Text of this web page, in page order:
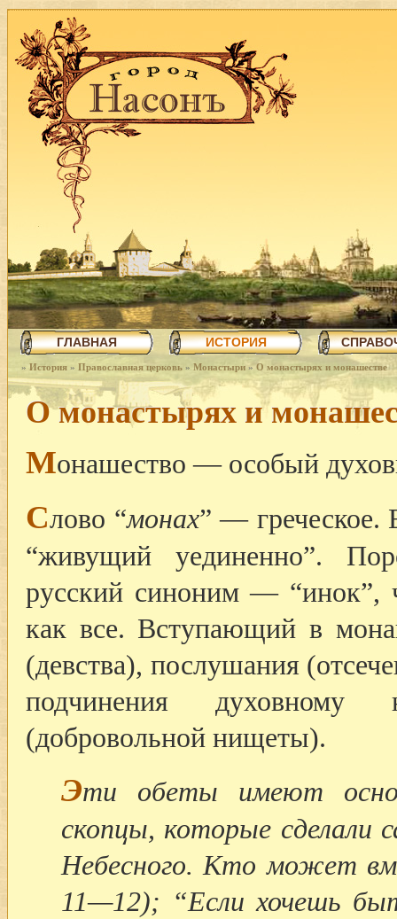
ГЛАВНАЯ ИСТОРИЯ
» История » Православная церковь » Монастыри »О монастырях и монашестве
О монастырях и
Монашество — особый
Слово “монах” — греческое.
“живущий уединенно”.
русский синоним — “инок”,
как все. Вступающий в
(девства), послушания
подчинения духовному
(добровольной нищеты).
Эти обеты имеют
скопцы, которые сделали
Небесного. Кто может
11—12); “Если хочешь